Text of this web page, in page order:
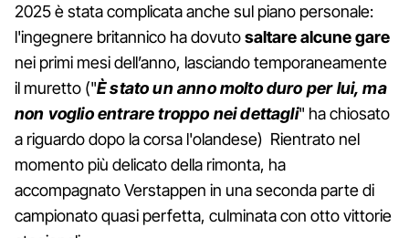
2025 è stata complicata anche sul piano personale:
l'ingegnere britannico ha dovutosaltare alcune gare
nei primi mesi dell’anno, lasciando temporaneamente
il muretto ("È stato un anno molto duro per lui, ma
non voglio entrare troppo nei dettagli" ha chiosato
a riguardo dopo la corsa l'olandese) Rientrato nel
momento più delicato della rimonta, ha
accompagnato Verstappen in una seconda parte di
campionato quasi perfetta, culminata con otto vittorie